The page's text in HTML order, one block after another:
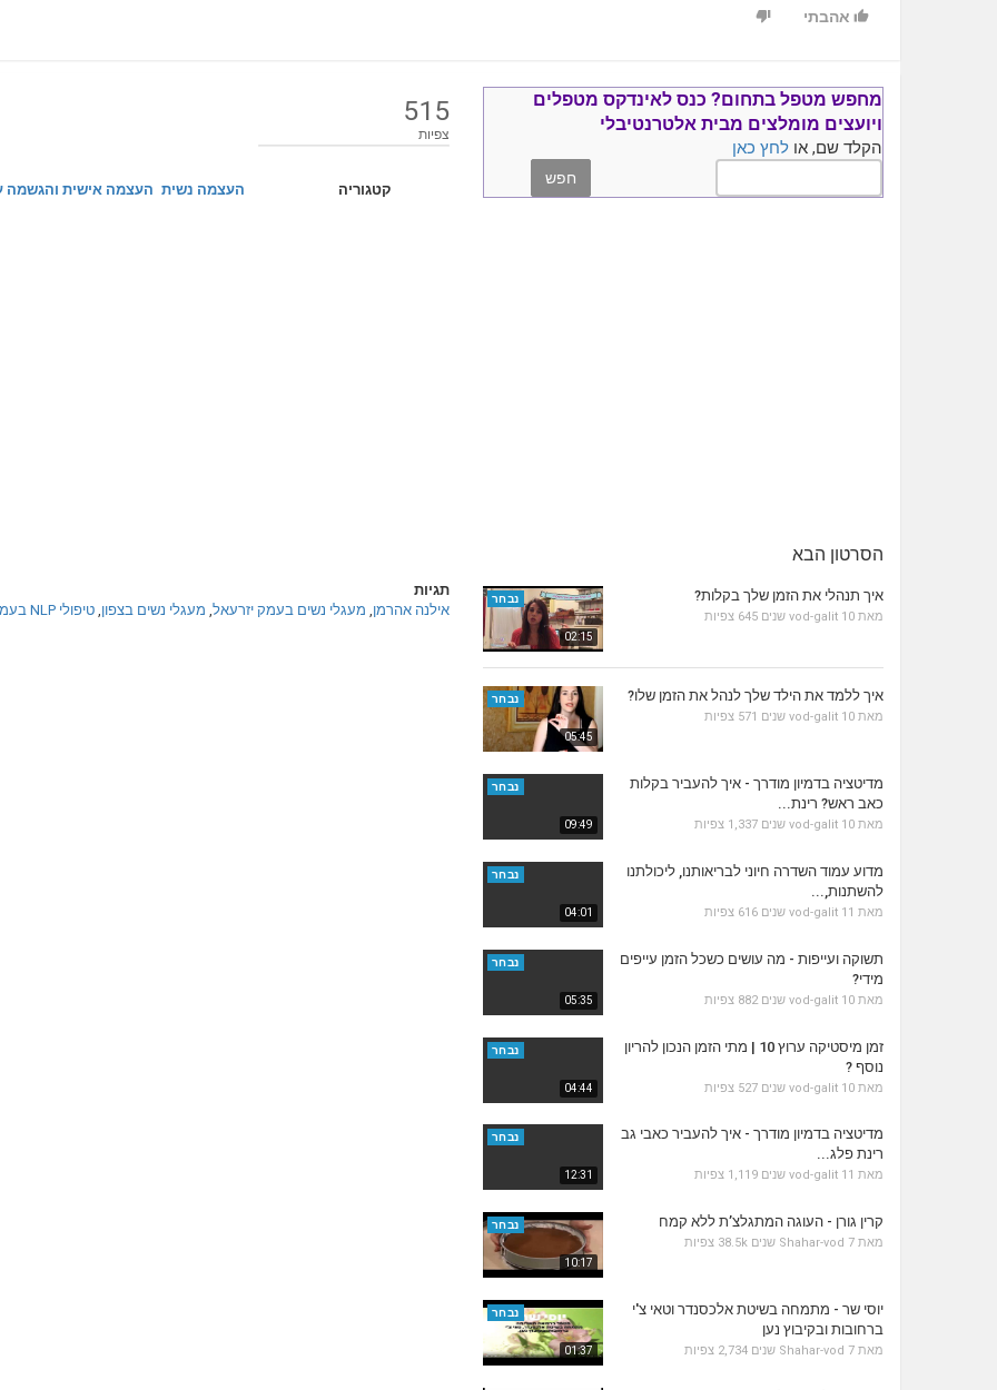
אהבתי
515
צפיות
קטגוריה העצמה נשית העצמה אישית והגשמה
תגיות
אילנה אהרמן, מעגלי נשים בעמק יזרעאל, מעגלי נשים בצפון, טיפולי NLP בעמק יזרעאל
מחפש מטפל בתחום? כנס לאינדקס מטפלים
ויועצים מומלצים מבית אלטרנטיבלי
הקלד שם, או לחץ כאן
הסרטון הבא
02:15
נבחר איך תנהלי את הזמן שלך בקלות?
מאת vod-galit 10 שנים 645 צפיות
05:45
נבחר איך ללמד את הילד שלך לנהל את הזמן שלו?
מאת vod-galit 10 שנים 571 צפיות
09:49
נבחר
מדיטציה בדמיון מודרך - איך להעביר בקלות
כאב ראש? רינת...
מאת vod-galit 10 שנים 1,337 צפיות
04:01
נבחר
מדוע עמוד השדרה חיוני לבריאותנו, ליכולתנו
להשתנות,...
מאת vod-galit 11 שנים 616 צפיות
05:35
נבחר
תשוקה ועייפות - מה עושים כשכל הזמן עייפים
מידי?
מאת vod-galit 10 שנים 882 צפיות
04:44
נבחר
זמן מיסטיקה ערוץ 10 | מתי הזמן הנכון להריון
נוסף ?
מאת vod-galit 10 שנים 527 צפיות
12:31
נבחר
מדיטציה בדמיון מודרך - איך להעביר כאבי גב
רינת פלג...
מאת vod-galit 11 שנים 1,119 צפיות
10:17
נבחר קרין גורן - העוגה המתגלצ’ת ללא קמח
מאת Shahar-vod 7 שנים 38.5k צפיות
01:37
נבחר
יוסי שר - מתמחה בשיטת אלכסנדר וטאי צ'י
ברחובות ובקיבוץ נען
מאת Shahar-vod 7 שנים 2,734 צפיות